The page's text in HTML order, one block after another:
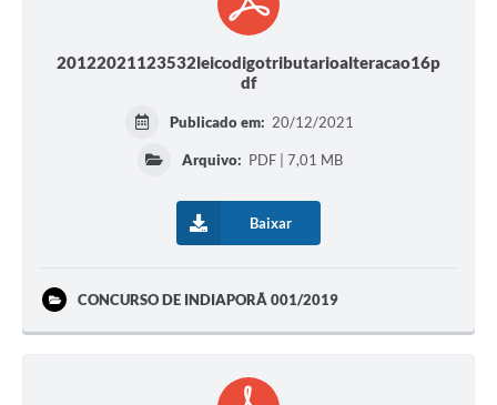
20122021123532leicodigotributarioalteracao16p
df
Publicado em: 20/12/2021
Arquivo: PDF | 7,01 MB
Baixar
CONCURSO DE INDIAPORÃ 001/2019